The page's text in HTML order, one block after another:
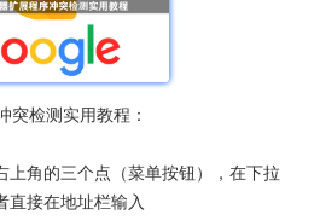
突检测实用教程：
上角的三个点（菜单按钮），在下拉
直接在地址栏输入